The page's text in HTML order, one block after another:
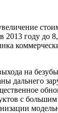
году до
на
дальнего
с